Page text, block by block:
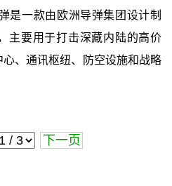
是一款由欧洲导弹集团设计制
主要用于打击深藏内陆的高价
、通讯枢纽、防空设施和战略
下一页